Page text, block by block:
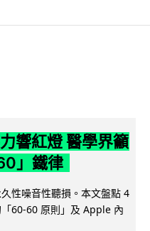
響紅燈 醫學界籲
」鐵律
性噪音性聽損。本文盤點 4
60-60 原則」及 Apple 內